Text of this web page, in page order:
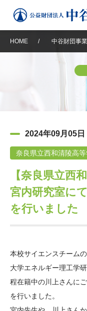
中
設立趣意書
沿革
年報一覧
中谷財団事業紹
神戸賞
研究助成
科学教育振興助
次世代理系人材
中
その他情報
アクセス
サイトマップ
日本語
HOME / 中谷財団事
2024年09月05日
奈良県立西和清陵高
【奈良県立西
宮内研究室に
を行いました
本校サイエンスチーム
大学エネルギー理工学
程在籍中の川上さんに
を行いました。